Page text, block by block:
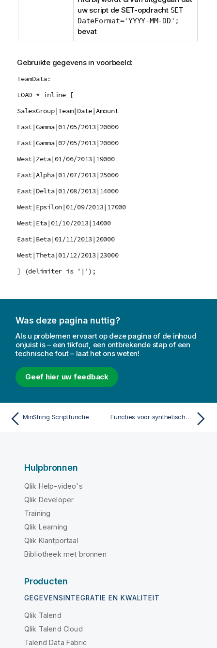
uw script de SET-opdracht SET
DateFormat='YYYY-MM-DD';
bevat
Gebruikte gegevens in voorbeeld:
TeamData:
LOAD * inline [
SalesGroup|Team|Date|Amount
East|Gamma|01/05/2013|20000
East|Gamma|02/05/2013|20000
West|Zeta|01/06/2013|19000
East|Alpha|01/07/2013|25000
East|Delta|01/08/2013|14000
West|Epsilon|01/09/2013|17000
West|Eta|01/10/2013|14000
East|Beta|01/11/2013|20000
West|Theta|01/12/2013|23000
] (delimiter is '|');
Was deze pagina nuttig?
Als u problemen ervaart op deze pagina of de inhoud
onjuist is – een tikfout, een ontbrekende stap of een
technische fout – laat het ons weten!
Geef hier uw feedback
MinString Scriptfunctie Functies voor synthetische dimensies
Hulpbronnen
Qlik Help-video's
Qlik Developer
Training
Qlik Learning
Qlik Klantportaal
Bibliotheek met bronnen
Producten
GEGEVENSINTEGRATIE EN KWALITEIT
Qlik Talend
Qlik Talend Cloud
Talend Data Fabric